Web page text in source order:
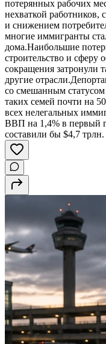
потерянных рабочих
нехваткой работников,
и снижением
многие иммигранты
дома.Наибольшие
строительство и сферу
сокращения затронули
другие
со смешанным
таких семей почти на
всех нелегальных
ВВП на 1,4% в первый
составили бы $4,7 трлн.